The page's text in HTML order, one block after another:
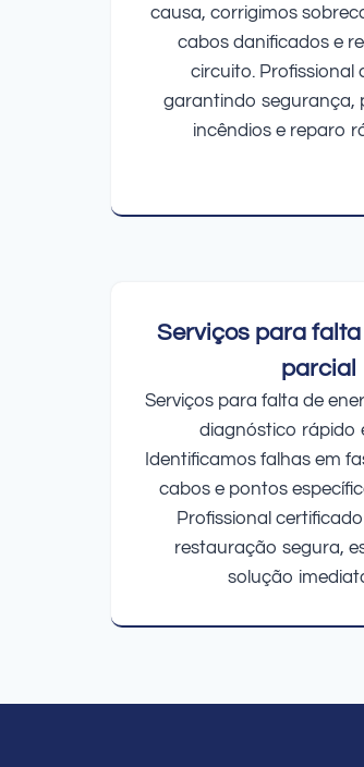
causa, corrigimos
cabos danificados e
circuito. Profissional
garantindo segurança,
incêndios e reparo
Serviços para
parcial
Serviços para falta de
diagnóstico rápido
Identificamos falhas em
cabos e pontos
Profissional
restauração segura,
solução